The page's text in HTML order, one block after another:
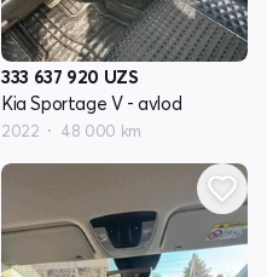
333 637 920 UZS
Kia Sportage V - avlod
2022 48 000 km